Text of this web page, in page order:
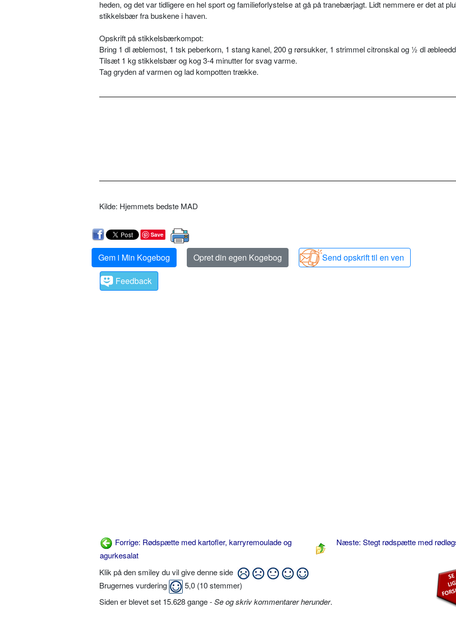
heden, og det var tidligere en hel sport og familieforlystelse at gå på tranebærjagt. Lidt nemmere er det at
stikkelsbær fra buskene i haven.
Opskrift på stikkelsbærkompot:
Bring 1 dl æblemost, 1 tsk peberkorn, 1 stang kanel, 200 g rørsukker, 1 strimmel citronskal og ½ dl
Tilsæt 1 kg stikkelsbær og kog 3-4 minutter for svag varme.
Tag gryden af varmen og lad kompotten trække.
Kilde: Hjemmets bedste MAD
Save
Gem i Min Kogebog Opret din egen Kogebog
Send opskrift til en ven
Feedback
Forrige: Rødspætte med kartofler, karryremoulade og
agurkesalat
Næste: Stegt rødspætte med
Klik på den smiley du vil give denne side
Brugernes vurdering
5,0 (10stemmer)
Siden er blevet set 15.628 gange -Se og skriv kommentarer herunder.